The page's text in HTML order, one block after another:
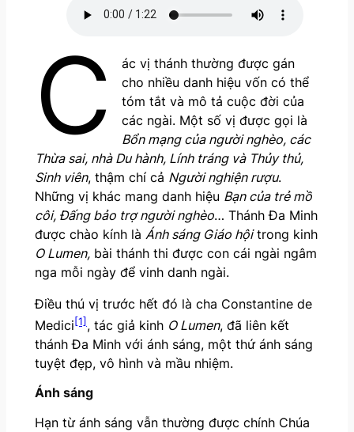
C
ác vị thánh thường được gán
cho nhiều danh hiệu vốn có thể
tóm tắt và mô tả cuộc đời của
các ngài. Một số vị được gọi là
Bổn mạng của người nghèo, các
Thừa sai, nhà Du hành, Lính tráng và Thủy thủ,
Sinh viên, thậm chí cả Người nghiện rượu.
Những vị khác mang danh hiệu Bạn của trẻ mồ
côi, Đấng bảo trợ người nghèo… Thánh Đa Minh
được chào kính là Ánh sáng Giáo hộitrong kinh
O Lumen,bài thánh thi được con cái ngài ngâm
nga mỗi ngày để vinh danh ngài.
Điều thú vị trước hết đó là cha Constantine de
Medici[1], tác giả kinh O Lumen, đã liên kết
thánh Đa Minh với ánh sáng, một thứ ánh sáng
tuyệt đẹp, vô hình và mầu nhiệm.
Ánh sáng
Hạn từ ánh sáng vẫn thường được chính Chúa